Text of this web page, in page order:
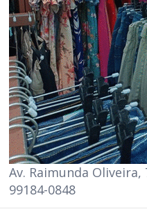
Av. Raimunda
99184-0848